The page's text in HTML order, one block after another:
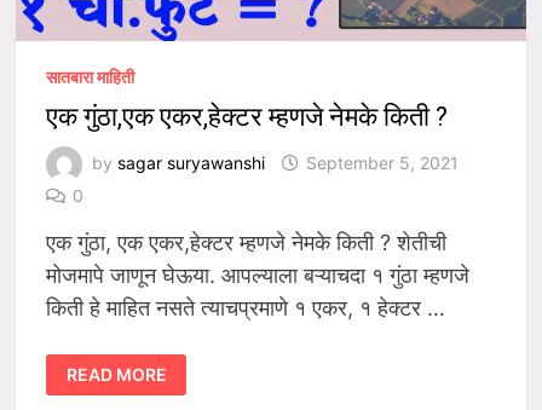
सातबारा माहिती
एक गुंठा,एक एकर,हेक्टर म्हणजे नेमके किती ?
by sagar suryawanshi
September 5, 2021
0
एक गुंठा, एक एकर,हेक्टर म्हणजे नेमके किती ? शेतीची
मोजमापे जाणून घेऊया. आपल्याला बऱ्याचदा १ गुंठा म्हणजे
किती हे माहित नसते त्याचप्रमाणे १ एकर, १ हेक्टर …
एक
गुंठा,एक
एकर,हेक्टर
READ MORE